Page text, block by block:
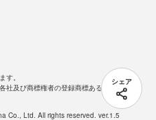
シェア
す。
及び商標権者の登録商標あるいは商標で
Co., Ltd. All rights reserved. ver.1.5